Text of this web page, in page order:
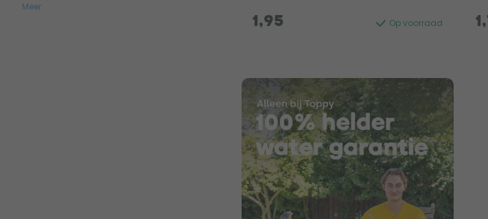
Meer
Op voorraad
1,95